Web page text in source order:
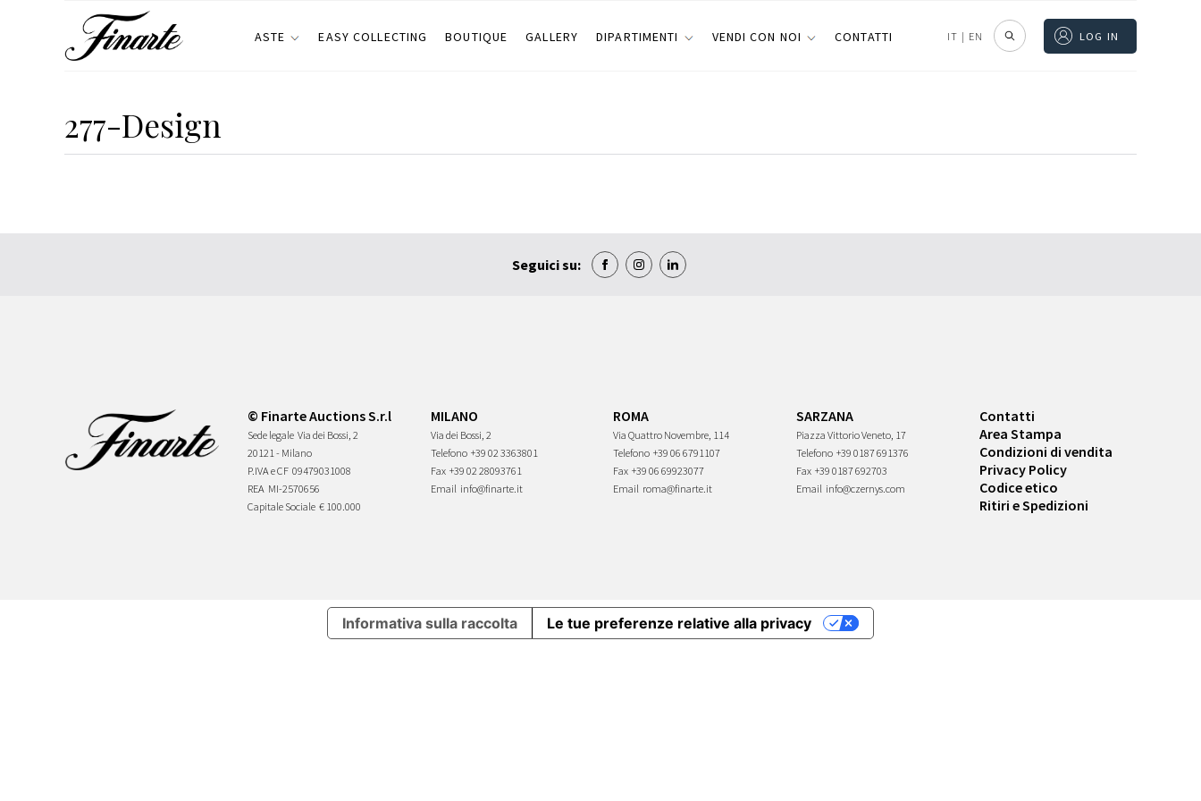
ASTE EASY COLLECTING BOUTIQUE GALLERY DIPARTIMENTI VENDI CON NOI CONTATTI IT | EN LOG IN
277-Design
Seguici su:
© Finarte Auctions S.r.l
Sede legale Via dei Bossi, 2
20121 - Milano
P.IVA e CF 09479031008
REA MI-2570656
Capitale Sociale € 100.000
MILANO
Via dei Bossi, 2
Telefono +39 02 3363801
Fax +39 02 28093761
Email info@finarte.it
ROMA
Via Quattro Novembre, 114
Telefono +39 06 6791107
Fax +39 06 69923077
Email roma@finarte.it
SARZANA
Piazza Vittorio Veneto, 17
Telefono +39 0187 691376
Fax +39 0187 692703
Email info@czernys.com
Contatti
Area Stampa
Condizioni di vendita
Privacy Policy
Codice etico
Ritiri e Spedizioni
Informativa sulla raccolta Le tue preferenze relative alla privacy